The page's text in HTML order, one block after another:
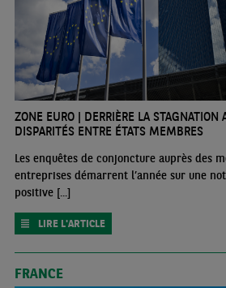
ZONE EURO | DERRIÈRE LA STAGNATION
DISPARITÉS ENTRE ÉTATS MEMBRES
Les enquêtes de conjoncture auprès des
entreprises démarrent l’année sur une
positive [...]
LIRE L'ARTICLE
FRANCE